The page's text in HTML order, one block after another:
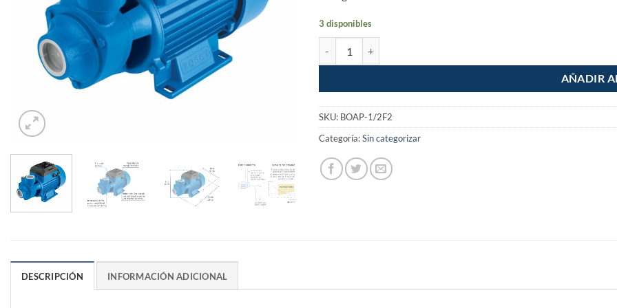
3 disponibles
AÑADIR
SKU: BOAP-1/2F2
Categoría:Sin categorizar
DESCRIPCIÓN INFORMACIÓN ADICIONAL